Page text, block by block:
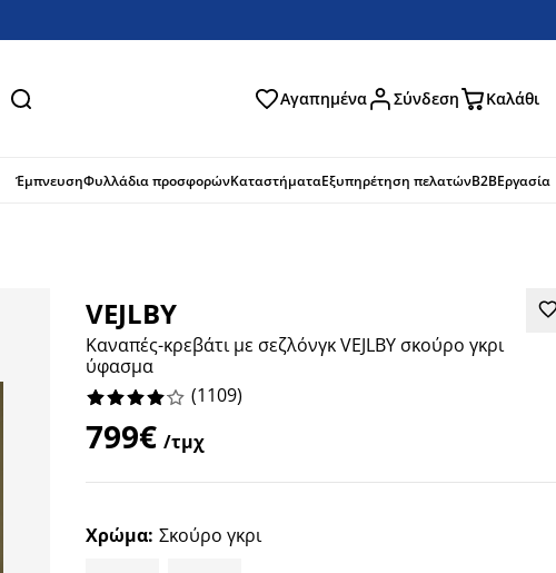
Αναζήτηση Αγαπημένα Σύνδεση Καλάθι
ΈμπνευσηΦυλλάδια προσφορώνΚαταστήματαΕξυπηρέτηση πελατώνB2BΕργασία
VEJLBY
Καναπές-κρεβάτι με σεζλόνγκ VEJLBY σκούρο γκρι
ύφασμα
(1109)
799€ /τμχ
Χρώμα: Σκούρο γκρι